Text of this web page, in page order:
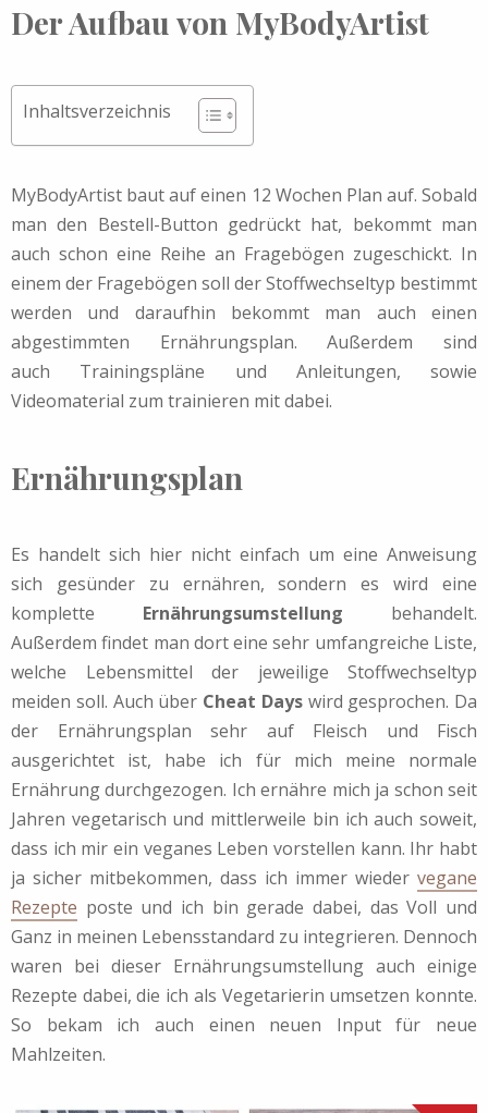
Der Aufbau von MyBodyArtist
Inhaltsverzeichnis
MyBodyArtist baut auf einen 12 Wochen Plan auf. Sobald
man den Bestell-Button gedrückt hat, bekommt man
auch schon eine Reihe an Fragebögen zugeschickt. In
einem der Fragebögen soll der Stoffwechseltyp bestimmt
werden und daraufhin bekommt man auch einen
abgestimmten Ernährungsplan. Außerdem sind
auch Trainingspläne und Anleitungen, sowie
Videomaterial zum trainieren mit dabei.
Ernährungsplan
Es handelt sich hier nicht einfach um eine Anweisung
sich gesünder zu ernähren, sondern es wird eine
komplette Ernährungsumstellung behandelt.
Außerdem findet man dort eine sehr umfangreiche Liste,
welche Lebensmittel der jeweilige Stoffwechseltyp
meiden soll. Auch über Cheat Dayswird gesprochen. Da
der Ernährungsplan sehr auf Fleisch und Fisch
ausgerichtet ist, habe ich für mich meine normale
Ernährung durchgezogen. Ich ernähre mich ja schon seit
Jahren vegetarisch und mittlerweile bin ich auch soweit,
dass ich mir ein veganes Leben vorstellen kann. Ihr habt
ja sicher mitbekommen, dass ich immer wieder vegane
Rezepte poste und ich bin gerade dabei, das Voll und
Ganz in meinen Lebensstandard zu integrieren. Dennoch
waren bei dieser Ernährungsumstellung auch einige
Rezepte dabei, die ich als Vegetarierin umsetzen konnte.
So bekam ich auch einen neuen Input für neue
Mahlzeiten.